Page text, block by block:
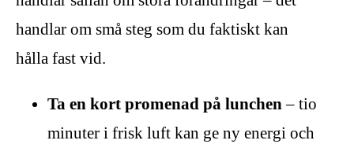
handlar om små steg som du faktiskt kan
hålla fast vid.
Ta en kort promenad på lunchen– tio
minuter i frisk luft kan ge ny energi och